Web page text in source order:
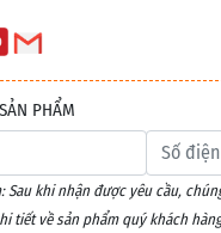
PHẨM
Sau khi nhận được yêu cầu,
tiết về sản phẩm quý khách